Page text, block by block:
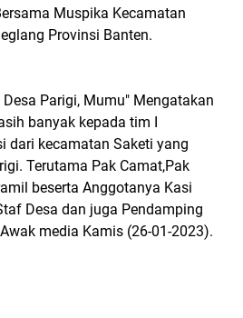
Muspika Kecamatan
Provinsi Banten.
Parigi, Mumu" Mengatakan
banyak kepada tim I
dari kecamatan Saketi yang
Terutama Pak Camat,Pak
beserta Anggotanya Kasi
Desa dan juga Pendamping
media Kamis (26-01-2023).